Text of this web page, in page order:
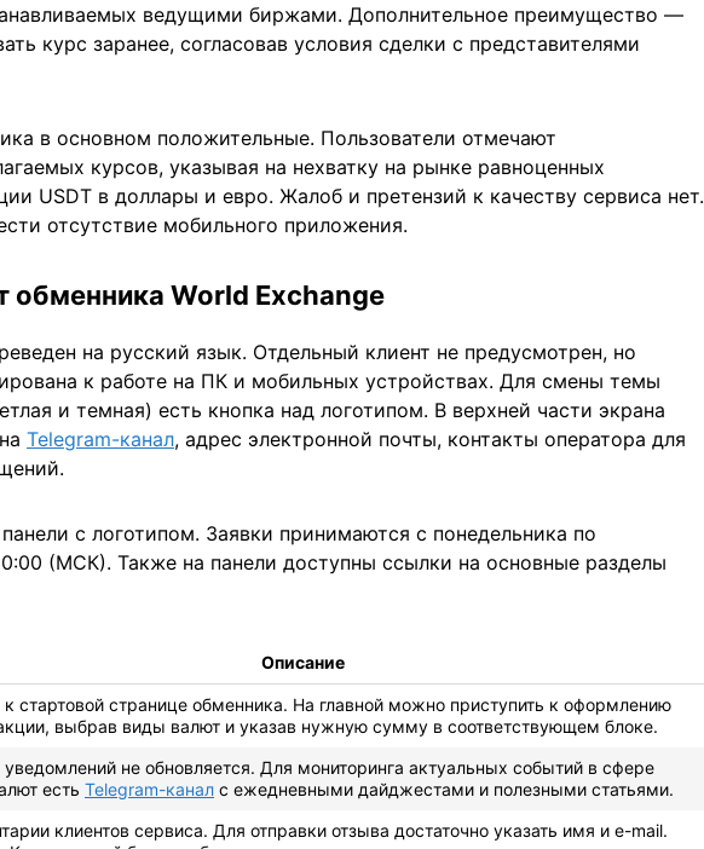
ведущими биржами. Дополнительное преимущество ―
курс заранее, согласовав условия сделки с представителями
в основном положительные. Пользователи отмечают
курсов, указывая на нехватку на рынке равноценных
USDT в доллары и евро. Жалоб и претензий к качеству сервиса нет.
отсутствие мобильного приложения.
обменника World Exchange
на русский язык. Отдельный клиент не предусмотрен, но
к работе на ПК и мобильных устройствах. Для смены темы
и темная) есть кнопка над логотипом. В верхней части экрана
Telegram-канал, адрес электронной почты, контакты оператора для
с логотипом. Заявки принимаются с понедельника по
(МСК). Также на панели доступны ссылки на основные разделы
Описание
к стартовой странице обменника. На главной можно приступить к оформлению
выбрав виды валют и указав нужную сумму в соответствующем блоке.
уведомлений не обновляется. Для мониторинга актуальных событий в сфере
есть Telegram-канал с ежедневными дайджестами и полезными статьями.
клиентов сервиса. Для отправки отзыва достаточно указать имя и e-mail.